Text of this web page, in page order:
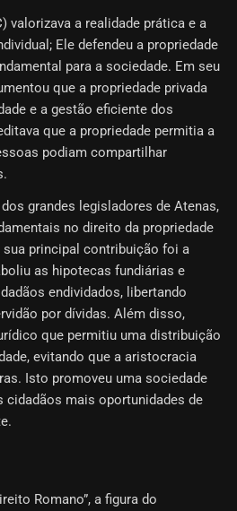
valorizava a realidade prática e a
Ele defendeu a propriedade
para a sociedade. Em seu
que a propriedade privada
e a gestão eficiente dos
que a propriedade permitia a
podiam compartilhar
grandes legisladores de Atenas,
no direito da propriedade
sua principal contribuição foi a
as hipotecas fundiárias e
endividados, libertando
por dívidas. Além disso,
que permitiu uma distribuição
evitando que a aristocracia
Isto promoveu uma sociedade
cidadãos mais oportunidades de
Romano”, a figura do